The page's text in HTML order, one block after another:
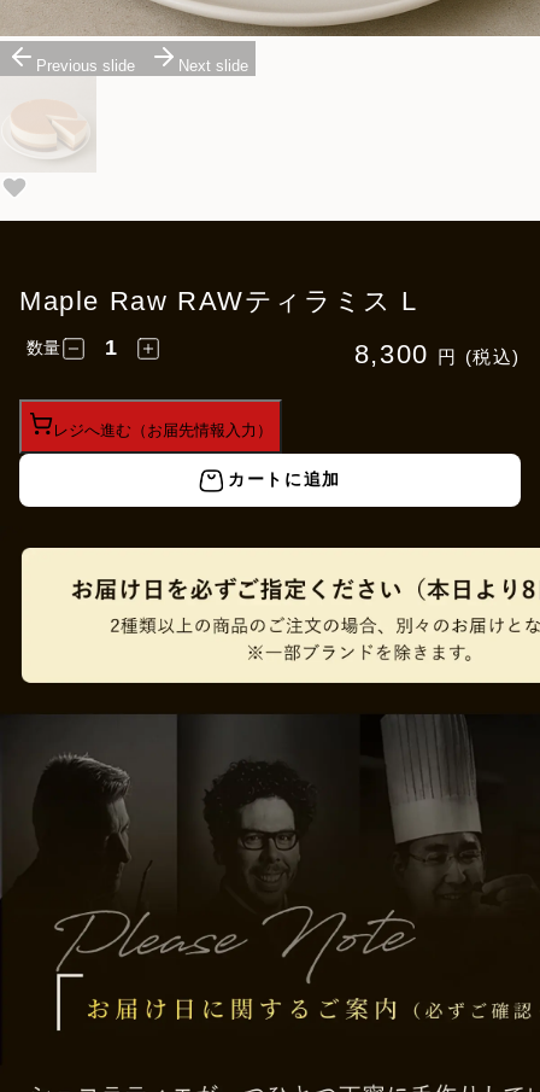
Previous slide Next slide
Maple Raw RAWティラミス L
8,300 円 (税込)
数量
レジへ進む（お届先情報入力）
カートに追加